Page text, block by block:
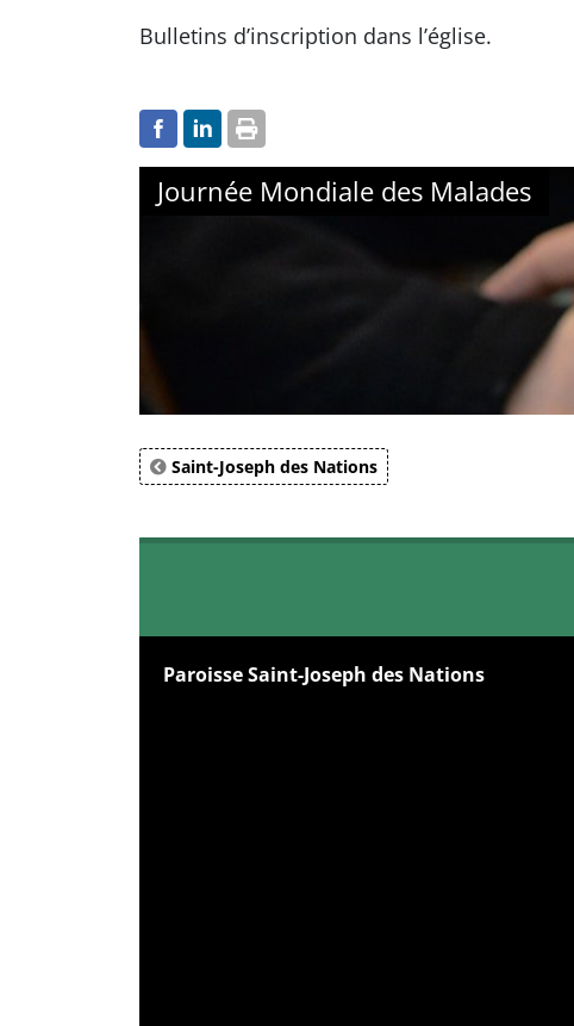
Bulletins d’inscription dans l’église.
Journée Mondiale des Malades
Saint-Joseph des Nations
Paroisse Saint-Joseph des Nations